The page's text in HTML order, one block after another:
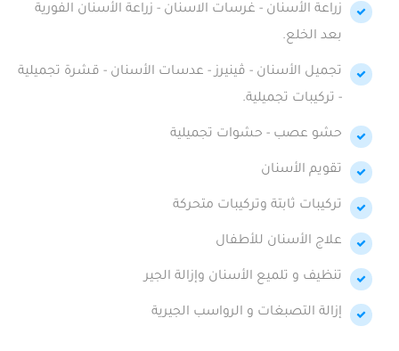
زراعة الأسنان - غرسات الاسنان - زراعة الأسنان الفورية
بعد الخلع.
تجميل الأسنان - ڤينيرز - عدسات الأسنان - قشرة تجميلية
- تركيبات تجميلية.
حشو عصب - حشوات تجميلية
تقويم الأسنان
تركيبات ثابتة وتركيبات متحركة
علاج الأسنان للأطفال
تنظيف و تلميع الأسنان وإزالة الجير
إزالة التصبغات و الرواسب الجيرية